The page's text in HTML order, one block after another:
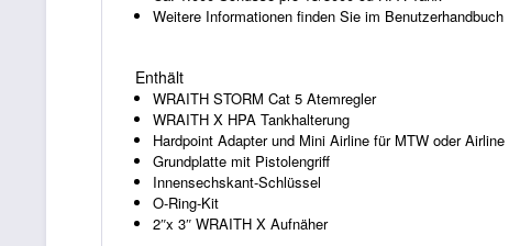
Weitere Informationen finden Sie im Benutzerhandbuch
Enthält
WRAITH STORM Cat 5 Atemregler
WRAITH X HPA Tankhalterung
Hardpoint Adapter und Mini Airline für MTW oder
Grundplatte mit Pistolengriff
Innensechskant-Schlüssel
O-Ring-Kit
2″x 3″ WRAITH X Aufnäher